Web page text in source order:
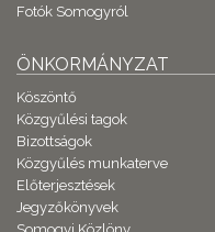
Fotók Somogyról
ÖNKORMÁNYZAT
Köszöntő
Közgyűlési tagok
Bizottságok
Közgyűlés munkaterve
Előterjesztések
Jegyzőkönyvek